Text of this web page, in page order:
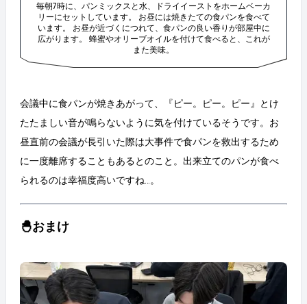
毎朝7時に、パンミックスと水、ドライイーストをホームベーカ
リーにセットしています。 お昼には焼きたての食パンを食べて
います。 お昼が近づくにつれて、食パンの良い香りが部屋中に
広がります。 蜂蜜やオリーブオイルを付けて食べると、これが
また美味。
会議中に食パンが焼きあがって、『ピー。ピー。ピー』とけ
たたましい音が鳴らないように気を付けているそうです。お
昼直前の会議が長引いた際は大事件で食パンを救出するため
に一度離席することもあるとのこと。出来立てのパンが食べ
られるのは幸福度高いですね…。
🐣おまけ